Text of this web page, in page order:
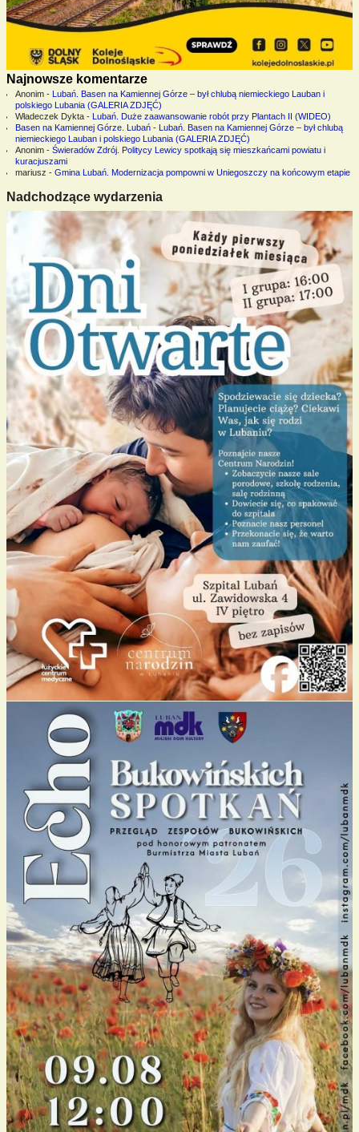
Najnowsze komentarze
Anonim- Lubań. Basen na Kamiennej Górze – był chlubą niemieckiego Lauban i
polskiego Lubania (GALERIA ZDJĘĆ)
Władeczek Dykta- Lubań. Duże zaawansowanie robót przy Plantach II (WIDEO)
Basen na Kamiennej Górze. Lubań- Lubań. Basen na Kamiennej Górze – był chlubą
niemieckiego Lauban i polskiego Lubania (GALERIA ZDJĘĆ)
Anonim- Świeradów Zdrój. Politycy Lewicy spotkają się mieszkańcami powiatu i
kuracjuszami
mariusz - Gmina Lubań. Modernizacja pompowni w Uniegoszczy na końcowym etapie
Nadchodzące wydarzenia